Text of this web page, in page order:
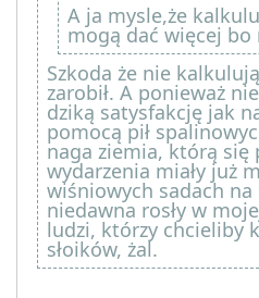
A ja mysle,że
mogą dać więcej bo
Szkoda że nie
zarobił. A ponieważ
dziką satysfakcję jak
pomocą pił
naga ziemia, którą się
wydarzenia miały już
wiśniowych sadach
niedawna rosły w
ludzi, którzy chcieliby
słoików, żal.